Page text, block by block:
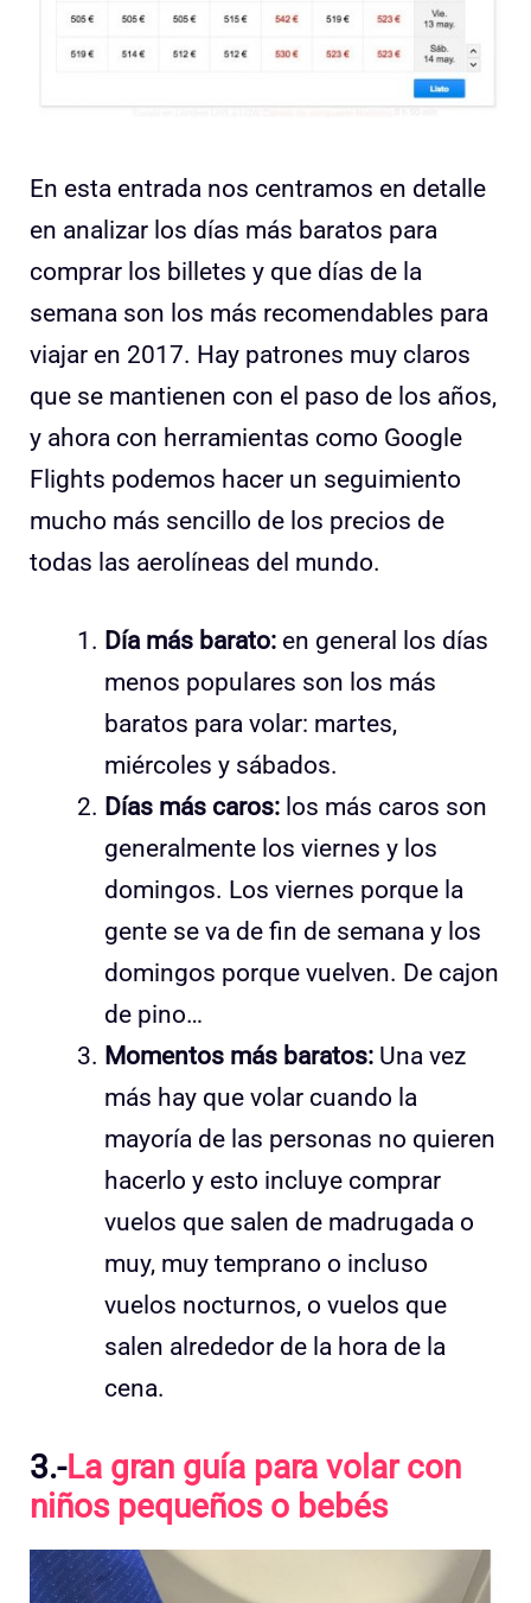
En esta entrada nos centramos en detalle
en analizar los días más baratos para
comprar los billetes y que días de la
semana son los más recomendables para
viajar en 2017. Hay patrones muy claros
que se mantienen con el paso de los años,
y ahora con herramientas como Google
Flights podemos hacer un seguimiento
mucho más sencillo de los precios de
todas las aerolíneas del mundo.
Día más barato: en general los días
menos populares son los más
baratos para volar: martes,
miércoles y sábados.
Días más caros: los más caros son
generalmente los viernes y los
domingos. Los viernes porque la
gente se va de fin de semana y los
domingos porque vuelven. De cajon
de pino…
Momentos más baratos: Una vez
más hay que volar cuando la
mayoría de las personas no quieren
hacerlo y esto incluye comprar
vuelos que salen de madrugada o
muy, muy temprano o incluso
vuelos nocturnos, o vuelos que
salen alrededor de la hora de la
cena.
3.-La gran guía para volar con
niños pequeños o bebés